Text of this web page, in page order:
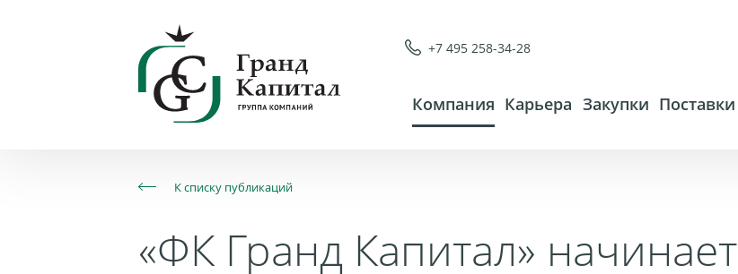
+7 495 258-34-28
Компания Карьера Закупки Поставки
К списку публикаций
«ФК Гранд Капитал» начинает